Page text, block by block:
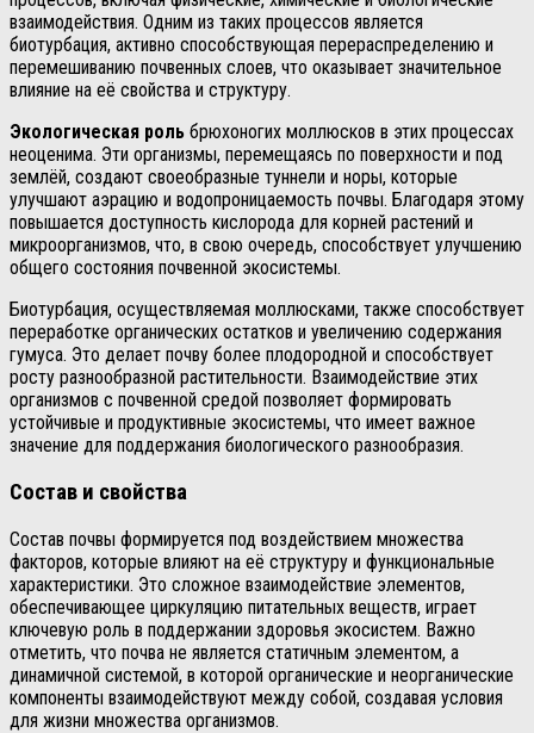
взаимодействия. Одним из таких процессов является
биотурбация, активно способствующая перераспределению и
перемешиванию почвенных слоев, что оказывает значительное
влияние на её свойства и структуру.
Экологическая роль брюхоногих моллюсков в этих процессах
неоценима. Эти организмы, перемещаясь по поверхности и под
землёй, создают своеобразные туннели и норы, которые
улучшают аэрацию и водопроницаемость почвы. Благодаря этому
повышается доступность кислорода для корней растений и
микроорганизмов, что, в свою очередь, способствует улучшению
общего состояния почвенной экосистемы.
Биотурбация, осуществляемая моллюсками, также способствует
переработке органических остатков и увеличению содержания
гумуса. Это делает почву более плодородной и способствует
росту разнообразной растительности. Взаимодействие этих
организмов с почвенной средой позволяет формировать
устойчивые и продуктивные экосистемы, что имеет важное
значение для поддержания биологического разнообразия.
Состав и свойства
Состав почвы формируется под воздействием множества
факторов, которые влияют на её структуру и функциональные
характеристики. Это сложное взаимодействие элементов,
обеспечивающее циркуляцию питательных веществ, играет
ключевую роль в поддержании здоровья экосистем. Важно
отметить, что почва не является статичным элементом, а
динамичной системой, в которой органические и неорганические
компоненты взаимодействуют между собой, создавая условия
для жизни множества организмов.